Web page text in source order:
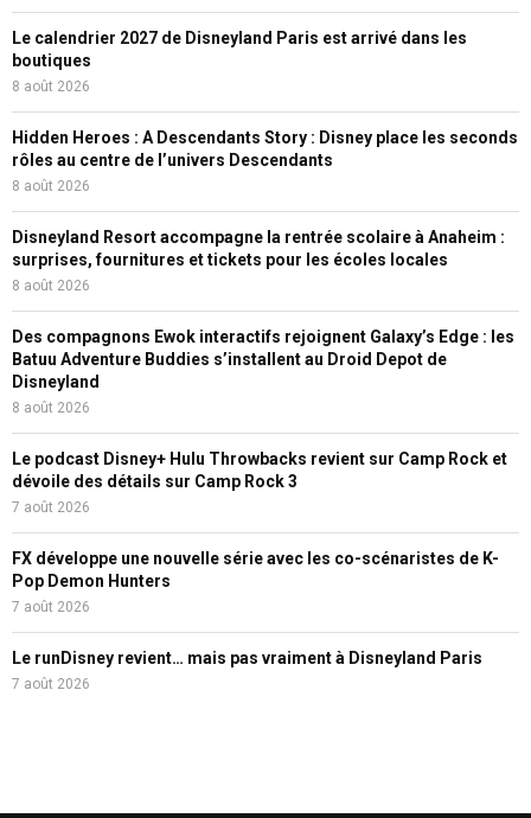
Le calendrier 2027 de Disneyland Paris est arrivé dans les
boutiques
8 août 2026
Hidden Heroes : A Descendants Story : Disney place les seconds
rôles au centre de l’univers Descendants
8 août 2026
Disneyland Resort accompagne la rentrée scolaire à Anaheim :
surprises, fournitures et tickets pour les écoles locales
8 août 2026
Des compagnons Ewok interactifs rejoignent Galaxy’s Edge : les
Batuu Adventure Buddies s’installent au Droid Depot de
Disneyland
8 août 2026
Le podcast Disney+ Hulu Throwbacks revient sur Camp Rock et
dévoile des détails sur Camp Rock 3
7 août 2026
FX développe une nouvelle série avec les co-scénaristes de K-
Pop Demon Hunters
7 août 2026
Le runDisney revient… mais pas vraiment à Disneyland Paris
7 août 2026